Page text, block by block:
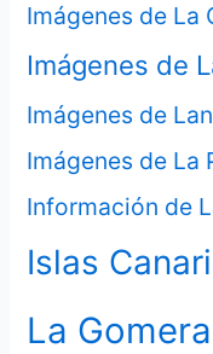
Imágenes de La
Imágenes de
Imágenes de
Imágenes de La
Información de
Islas
La Gomera